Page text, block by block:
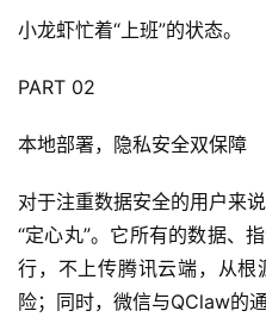
小龙虾忙着“上班”的状态。
PART 02
本地部署，隐私安全双保障
对于注重数据安全的用户来
“定心丸”。它所有的数据、
行，不上传腾讯云端，从
险；同时，微信与QClaw的